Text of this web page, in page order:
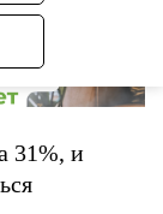
31%, и